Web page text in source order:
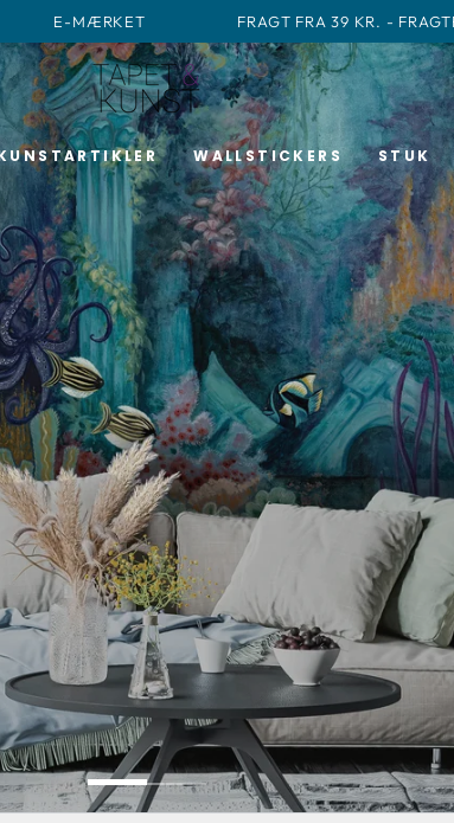
E-MÆRKET FRAGT FRA 39 KR. -
WALLSTICKERS STUK